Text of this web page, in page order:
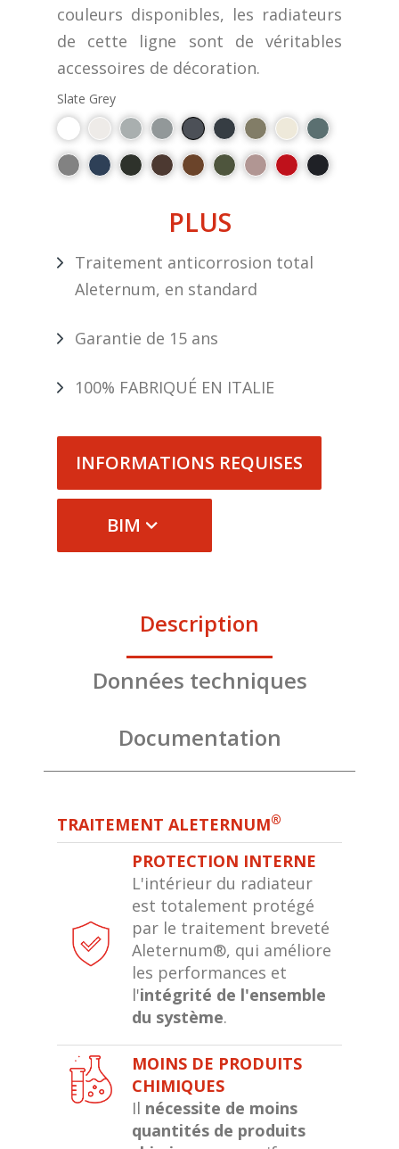
couleurs disponibles, les radiateurs
de cette ligne sont de véritables
accessoires de décoration.
Slate Grey
PLUS
Traitement anticorrosion total
Aleternum, en standard
Garantie de 15 ans
100% FABRIQUÉ EN ITALIE
INFORMATIONS REQUISES
BIM
Description
Données techniques
Documentation
TRAITEMENT ALETERNUM®
PROTECTION INTERNE
L'intérieur du radiateur
est totalement protégé
par le traitement breveté
Aleternum®, qui améliore
les performances et
l'intégrité de l'ensemble
du système.
MOINS DE PRODUITS
CHIMIQUES
Il nécessite de moins
quantités de produits